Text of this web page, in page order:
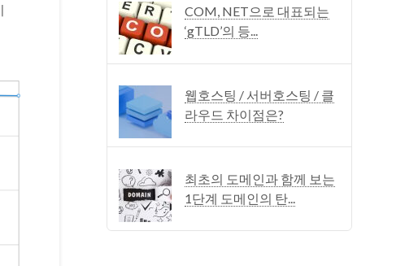
COM, NET으로 대표되는
‘gTLD’의 등...
웹호스팅 / 서버호스팅 / 클
라우드 차이점은?
최초의 도메인과 함께 보는
1단계 도메인의 탄...